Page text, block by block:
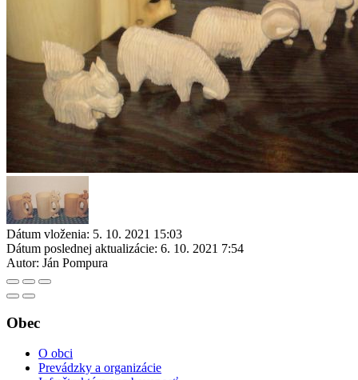
Dátum vloženia: 5. 10. 2021 15:03
Dátum poslednej aktualizácie: 6. 10. 2021 7:54
Autor: Ján Pompura
Obec
O obci
Prevádzky a organizácie